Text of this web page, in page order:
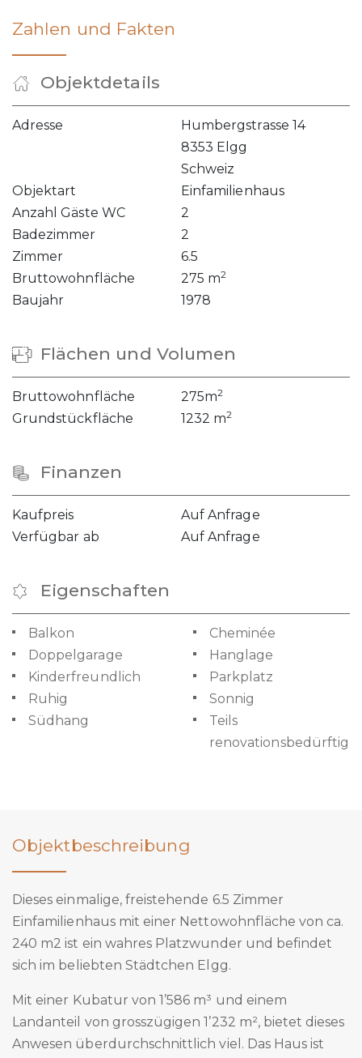
Zahlen und Fakten
Objektdetails
Adresse
Humbergstrasse 14
8353 Elgg
Schweiz
Objektart
Einfamilienhaus
Anzahl Gäste WC
2
Badezimmer
2
Zimmer
6.5
Bruttowohnfläche
275 m2
Baujahr 1978
Flächen und Volumen
Bruttowohnfläche 275m2
Grundstückfläche 1232 m2
Finanzen
Kaufpreis
Auf Anfrage
Verfügbar ab
Auf Anfrage
Eigenschaften
Balkon
Cheminée
Doppelgarage
Hanglage
Kinderfreundlich
Parkplatz
Ruhig
Sonnig
Südhang
Teils
renovationsbedürftig
Objektbeschreibung
Dieses einmalige, freistehende 6.5 Zimmer
Einfamilienhaus mit einer Nettowohnfläche von ca.
240 m2 ist ein wahres Platzwunder und befindet
sich im beliebten Städtchen Elgg.
Mit einer Kubatur von 1’586 m³ und einem
Landanteil von grosszügigen 1’232 m², bietet dieses
Anwesen überdurchschnittlich viel. Das Haus ist